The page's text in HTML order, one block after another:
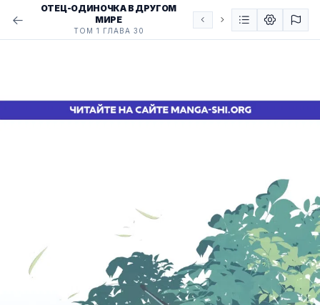
ОТЕЦ-ОДИНОЧКА В ДРУГОМ
МИРЕ
ТОМ 1 ГЛАВА 30